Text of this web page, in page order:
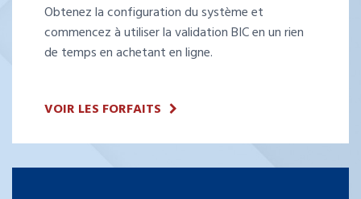
Obtenez la configuration du système et
commencez à utiliser la validation BIC en un rien
de temps en achetant en ligne.
VOIR LES FORFAITS